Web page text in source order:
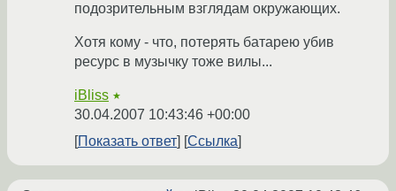
подозрительным взглядам окружающих.
Хотя кому - что, потерять батарею убив
ресурс в музычку тоже вилы...
iBliss ★
30.04.2007 10:43:46 +00:00
Показать ответ
Ссылка